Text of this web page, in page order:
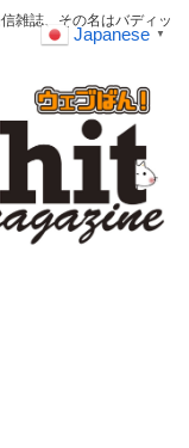
雑誌、その名はバディッ
Japanese ▼